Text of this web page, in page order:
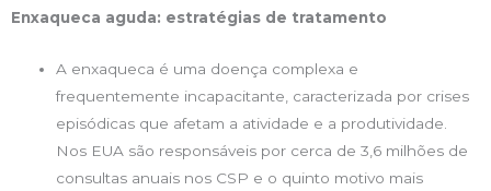
Enxaqueca aguda: estratégias de tratamento
A enxaqueca é uma doença complexa e
frequentemente incapacitante, caracterizada por crises
episódicas que afetam a atividade e a produtividade.
Nos EUA são responsáveis por cerca de 3,6 milhões de
consultas anuais nos CSP e o quinto motivo mais